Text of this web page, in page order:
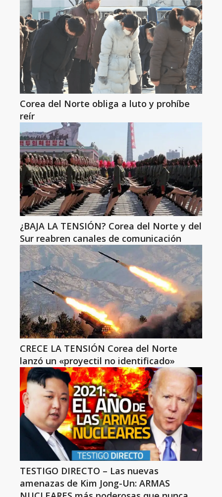
Corea del Norte obliga a luto y prohíbe
reír
¿BAJA LA TENSIÓN? Corea del Norte y del
Sur reabren canales de comunicación
CRECE LA TENSIÓN Corea del Norte
lanzó un «proyectil no identificado»
TESTIGO DIRECTO – Las nuevas
amenazas de Kim Jong-Un: ARMAS